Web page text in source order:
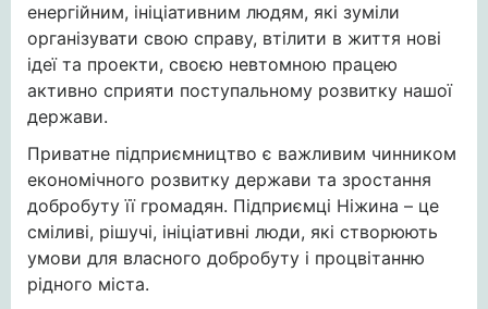
енергійним, ініціативним людям, які зуміли
організувати свою справу, втілити в життя нові
ідеї та проекти, своєю невтомною працею
активно сприяти поступальному розвитку нашої
держави.
Приватне підприємництво є важливим чинником
економічного розвитку держави та зростання
добробуту її громадян. Підприємці Ніжина – це
сміливі, рішучі, ініціативні люди, які створюють
умови для власного добробуту і процвітанню
рідного міста.